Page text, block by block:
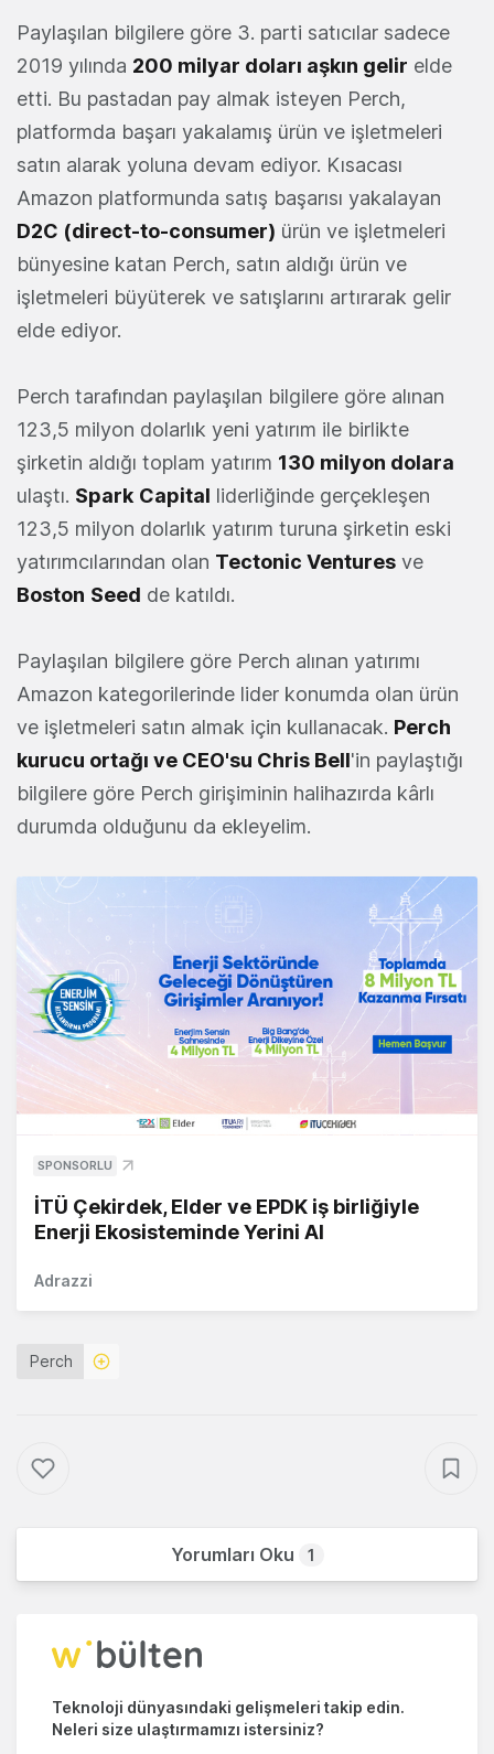
Paylaşılan bilgilere göre 3. parti satıcılar sadece
2019 yılında 200 milyar doları aşkın gelir elde
etti. Bu pastadan pay almak isteyen Perch,
platformda başarı yakalamış ürün ve işletmeleri
satın alarak yoluna devam ediyor. Kısacası
Amazon platformunda satış başarısı yakalayan
D2C (direct-to-consumer) ürün ve işletmeleri
bünyesine katan Perch, satın aldığı ürün ve
işletmeleri büyüterek ve satışlarını artırarak gelir
elde ediyor.
Perch tarafından paylaşılan bilgilere göre alınan
123,5 milyon dolarlık yeni yatırım ile birlikte
şirketin aldığı toplam yatırım 130 milyon dolara
ulaştı. Spark Capital liderliğinde gerçekleşen
123,5 milyon dolarlık yatırım turuna şirketin eski
yatırımcılarından olan Tectonic Ventures ve
Boston Seed de katıldı.
Paylaşılan bilgilere göre Perch alınan yatırımı
Amazon kategorilerinde lider konumda olan ürün
ve işletmeleri satın almak için kullanacak. Perch
kurucu ortağı ve CEO'su Chris Bell'in paylaştığı
bilgilere göre Perch girişiminin halihazırda kârlı
durumda olduğunu da ekleyelim.
SPONSORLU
İTÜ Çekirdek, Elder ve EPDK iş birliğiyle
Enerji Ekosisteminde Yerini Al
Adrazzi
Perch
Yorumları Oku 1
Teknoloji dünyasındaki gelişmeleri takip edin.
Neleri size ulaştırmamızı istersiniz?